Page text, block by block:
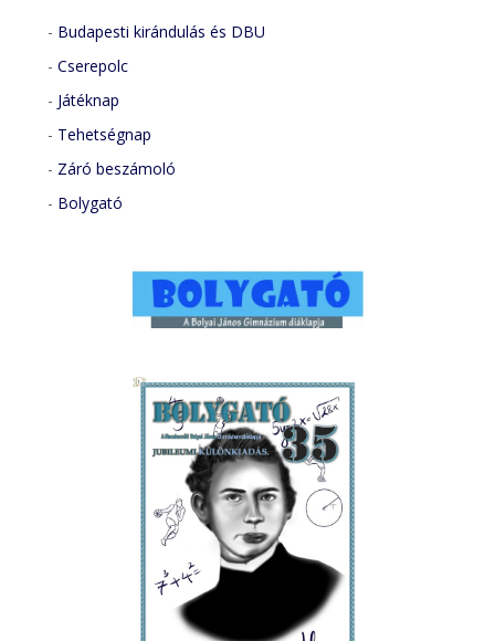
- Budapesti kirándulás és DBU
-Cserepolc
- Játéknap
- Tehetségnap
- Záró beszámoló
- Bolygató